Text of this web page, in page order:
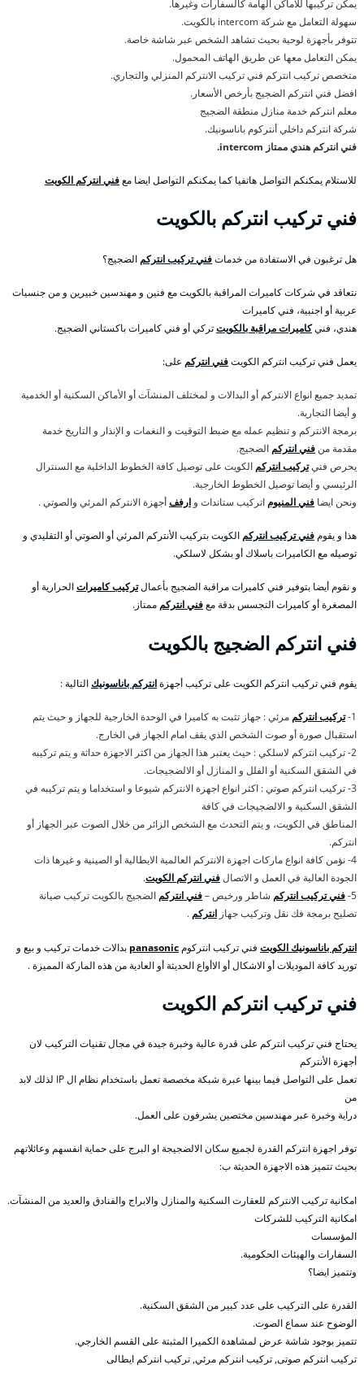
يمكن تركيبها للاماكن الهامة كالسفارات وغيرها.
سهولة التعامل مع شركة intercom بالكويت.
تتوفر بأجهزة لوحية بحيث تشاهد الشخص عبر شاشة خاصة.
يمكن التعامل معها عن طريق الهاتف المحمول.
متخصص تركيب انتركم فني تركيب الانتركم المنزلي والتجاري.
افضل فني انتركم الضجيج بأرخص الأسعار.
معلم انتركم خدمة منازل منطقة الضجيج
شركة انتركم داخلي أنتركوم باناسونيك.
فني انتركم هندي ممتاز intercom.
للاستلام يمكنكم التواصل هاتفيا كما يمكنكم التواصل ايضا معفني انتركم الكويت
فني تركيب انتركم بالكويت
هل ترغبون في الاستفادة من خدماتفني تركيب انتركم الضجيج؟
نتعاقد في شركات كاميرات المراقبة بالكويت مع فنين و مهندسين خبيرين و من جنسيات
عربية أو اجنبية، فني كاميرات
هندي، فنيكاميرات مراقبة بالكويتتركي أو فني كاميرات باكستاني الضجيج.
يعمل فني تركيب انتركم الكويتفني انتركم على:
تمديد جميع انواع الانتركم أو البدالات و لمختلف المنشآت أو الأماكن السكنية أو الخدمية
و أيضا التجارية.
برمجة الانتركم و تنظيم عمله مع ضبط التوقيت و النغمات و الإنذار و التاريخ خدمة
مقدمة من فني انتركم الضجيج.
يحرص فنيتركيب انتركم الكويت على توصيل كافة الخطوط الداخلية مع السنترال
الرئيسي و أيضا توصيل الخطوط الخارجية.
ونحن ايضا فني المنيوماتركيب ستاندات و ارففأجهزة الانتركم المرئي والصوتي .
هذا و يقوم فني تركيب انتركم الكويت بتركيب الأنتركم المرئي أو الصوتي أو التقليدي و
توصيله مع الكاميرات باسلاك أو بشكل لاسلكي.
و نقوم أيضا بتوفير فني كاميرات مراقبة الضجيج بأعمالتركيب كاميراتالحرارية أو
المصغرة أو كاميرات التجسس بدقة معفني انتركمممتاز.
فني انتركم الضجيج بالكويت
يقوم فني تركيب انتركم الكويت على تركيب أجهزةانتركم باناسونيك التالية :
1- تركيب انتركم مرئي : جهاز تثبت به كاميرا في الوحدة الخارجية للجهاز و حيث يتم
استقبال صورة أو صوت الشخص الذي يقف امام الجهاز في الخارج.
2- تركيب انتركم لاسلكي : حيث يعتبر هذا الجهاز من اكثر الاجهزة حداثة و يتم تركيبه
في الشقق السكنية أو الفلل و المنازل أو الالضجيجات.
3- تركيب انتركم صوتي : اكثر انواع اجهزة الانتركم شيوعا و استخداما و يتم تركيبه في
الشقق السكنية و الالضجيجات في كافة
المناطق في الكويت، و يتم التحدث مع الشخص الزائر من خلال الصوت عبر الجهاز أو
انتركم.
4- نؤمن كافة انواع ماركات اجهزة الانتركم العالمية الايطالية أو الصينية و غيرها ذات
الجودة العالية في العمل و الاتصالفني انتركم الكويت.
5- فني تركيب انتركم شاطر ورخيص –فني انتركم الضجيج بالكويت تركيب صيانة
تصليح برمجة فك نقل وتركيب جهاز انتركم .
انتركم باناسونيك الكويت فني تركيب انتركوم panasonic بدالات خدمات تركيب و بيع و
توريد كافة الموديلات أو الاشكال أو الاأواع الحديثة أو العادية من هذه الماركة المميزة .
فني تركيب انتركم الكويت
يحتاج فني تركيب انتركم على قدرة عالية وخبرة جيدة في مجال تقنيات التركيب لان
أجهزة الأنتركم
تعمل على التواصل فيما بينها عبرة شبكة مخصصة تعمل باستخدام نظام ال IP لذلك لابد
من
دراية وخبرة عبر مهندسين مختصين يشرفون على العمل.
توفر اجهزة انتركم القدرة لجميع سكان الالضجيجة او البرج على حماية انفسهم وعائلاتهم
بحيث تتميز هذه الاجهزة الحديثة ب:
امكانية تركيب الانتركم للعقارت السكنية والمنازل والابراج والفنادق والعديد من المنشآت.
امكانية التركيب للشركات
المؤسسات
السفارات والهيئات الحكومية.
وتتميز ايضا؟
القدرة على التركيب على عدد كبير من الشقق السكنية.
الوضوح عند سماع الصوت.
تتميز بوجود شاشة عرض لمشاهدة الكميرا المثبتة على القسم الخارجي.
تركيب انتركم صوتى, تركيب انتركم مرئي, تركيب انتركم ايطالى